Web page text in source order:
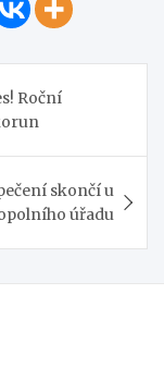
Roční
skončí u
úřadu